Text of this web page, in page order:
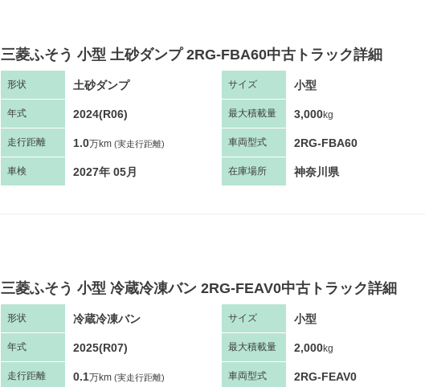
三菱ふそう 小型 土砂ダンプ 2RG-FBA60中古トラック詳細
形状 土砂ダンプ サイズ 小型
年式 2024(R06) 最大積載量 3,000kg
走行距離 1.0万km (実走行距離) 車両型式 2RG-FBA60
車検 2027年 05月 在庫場所 神奈川県
三菱ふそう 小型 冷蔵冷凍バン 2RG-FEAV0中古トラック詳細
形状 冷蔵冷凍バン サイズ 小型
年式 2025(R07) 最大積載量 2,000kg
走行距離 0.1万km (実走行距離) 車両型式 2RG-FEAV0